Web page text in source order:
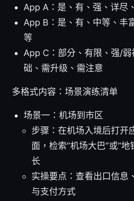
App A：是、有、强、详尽
App B：是、有、中等、丰
等
App C：部分、有限、强/
础、需升级、需注意
多格式内容：场景演练清单
场景一：机场到市区
步骤：在机场入境后打开
面，检索“机场大巴”或“
长
实操要点：查看出口信息
与支付方式